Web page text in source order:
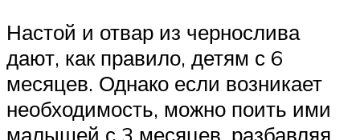
Настой и отвар из чернослива
дают, как правило, детям с 6
месяцев. Однако если возникает
необходимость, можно поить ими
малышей с 3 месяцев, разбавляя